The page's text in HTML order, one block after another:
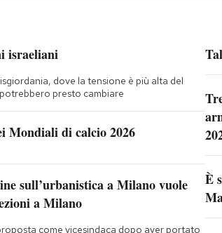
israeliani
dove la tensione è più alta del
presto cambiare
Mondiali di calcio 2026
sull’urbanistica a Milano vuole
a Milano
come vicesindaca dopo aver portato
È